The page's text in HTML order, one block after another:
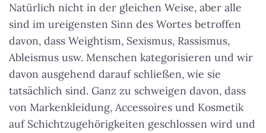
Natürlich nicht in der gleichen Weise, aber alle
sind im ureigensten Sinn des Wortes betroffen
davon, dass Weightism, Sexismus, Rassismus,
Ableismus usw. Menschen kategorisieren und wir
davon ausgehend darauf schließen, wie sie
tatsächlich sind. Ganz zu schweigen davon, dass
von Markenkleidung, Accessoires und Kosmetik
auf Schichtzugehörigkeiten geschlossen wird und